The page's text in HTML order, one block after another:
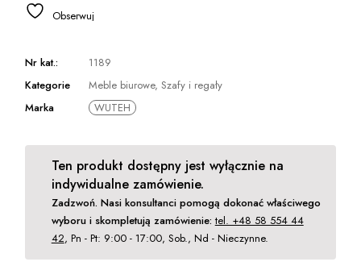
Obserwuj
Nr kat.:
1189
Kategorie
Meble biurowe,Szafy i regały
Marka
WUTEH
Ten produkt dostępny jest wyłącznie na
indywidualne zamówienie.
Zadzwoń. Nasi konsultanci pomogą dokonać właściwego
wyboru i skompletują zamówienie: tel. +48 58 554 44
42, Pn - Pt: 9:00 - 17:00, Sob., Nd - Nieczynne.